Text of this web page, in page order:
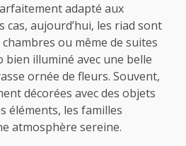
adapté aux
cas, aujourd’hui, les riad sont
ou même de suites
bien illuminé avec une belle
ornée de fleurs. Souvent,
décorées avec des objets
éléments, les familles
atmosphère sereine.